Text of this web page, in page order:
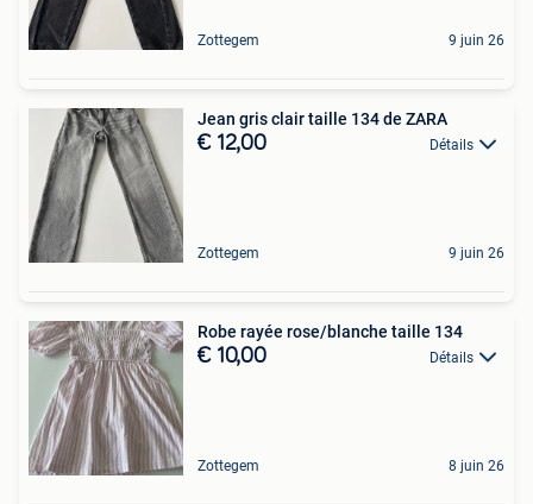
Zottegem 9 juin 26
Jean gris clair taille 134 de ZARA
€ 12,00 Détails
Zottegem 9 juin 26
Robe rayée rose/blanche taille 134
€ 10,00 Détails
Zottegem 8 juin 26